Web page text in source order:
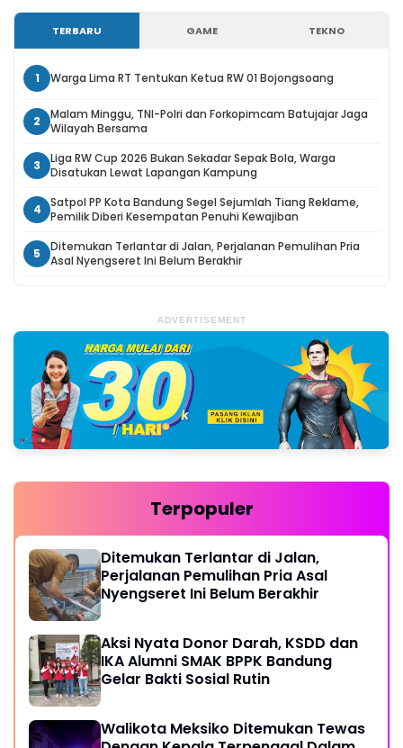
TERBARU GAME TEKNO
1 Warga Lima RT Tentukan Ketua RW 01 Bojongsoang
2
Malam Minggu, TNI-Polri dan Forkopimcam Batujajar Jaga
Wilayah Bersama
3
Liga RW Cup 2026 Bukan Sekadar Sepak Bola, Warga
Disatukan Lewat Lapangan Kampung
4
Satpol PP Kota Bandung Segel Sejumlah Tiang Reklame,
Pemilik Diberi Kesempatan Penuhi Kewajiban
5
Ditemukan Terlantar di Jalan, Perjalanan Pemulihan Pria
Asal Nyengseret Ini Belum Berakhir
ADVERTISEMENT
Terpopuler
Ditemukan Terlantar di Jalan,
Perjalanan Pemulihan Pria Asal
Nyengseret Ini Belum Berakhir
Aksi Nyata Donor Darah, KSDD dan
IKA Alumni SMAK BPPK Bandung
Gelar Bakti Sosial Rutin
Walikota Meksiko Ditemukan Tewas